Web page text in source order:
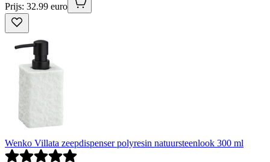
Prijs: 32.99 euro
Wenko Villata zeepdispenser polyresin natuursteenlook 300 ml